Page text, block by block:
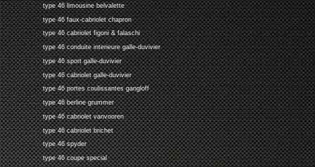
type 46 limousine belvalette
type 46 faux-cabriolet chapron
type 46 cabriolet figoni & falaschi
type 46 conduite interieure galle-duvivier
type 46 sport galle-duvivier
type 46 cabriolet galle-duvivier
type 46 portes coulissantes gangloff
type 46 berline grummer
type 46 cabriolet vanvooren
type 46 cabriolet brichet
type 46 spyder
type 46 coupe special